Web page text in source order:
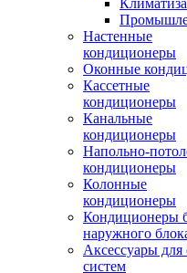
Настенные
кондиционеры
Оконные
Кассетные
кондиционеры
Канальные
кондиционеры
Напольно-
кондиционеры
Колонные
кондиционеры
Кондиционеры
наружного
Аксессуары для
систем